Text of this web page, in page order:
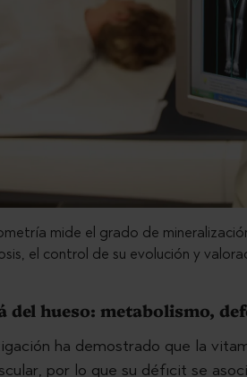
mide el grado de
el control de su evolución y
del hueso: metabolismo,
ha demostrado que la
por lo que su déficit se